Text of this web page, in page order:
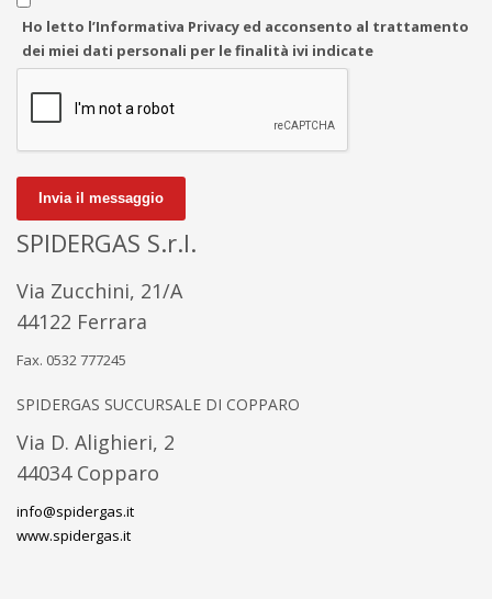
Ho letto l’Informativa Privacy ed acconsento al trattamento
dei miei dati personali per le finalità ivi indicate
Invia il messaggio
SPIDERGAS S.r.l.
Via Zucchini, 21/A
44122 Ferrara
Fax. 0532 777245
SPIDERGAS SUCCURSALE DI COPPARO
Via D. Alighieri, 2
44034 Copparo
info@spidergas.it
www.spidergas.it